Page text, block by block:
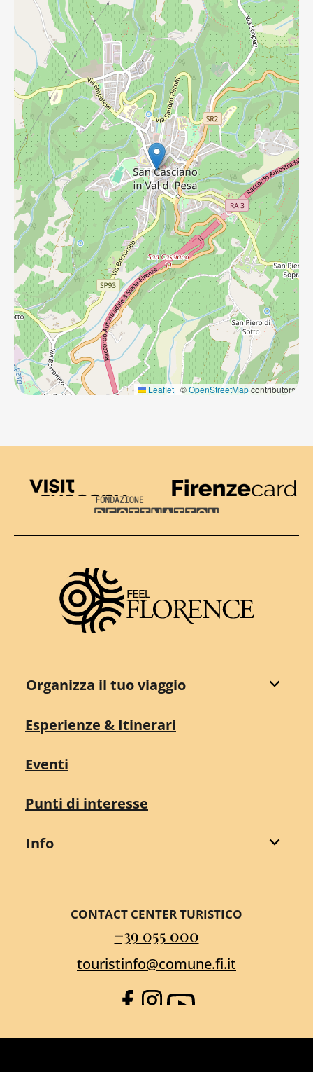
Leaflet | ©OpenStreetMapcontributors
Visit Tuscany
Firenze Card
Destination Florence
Organizza il tuo viaggio
Esperienze & Itinerari
Eventi
Punti di interesse
Info
CONTACT CENTER TURISTICO
+39 055 000
touristinfo@comune.fi.it
Facebook
Instagram
YouTube